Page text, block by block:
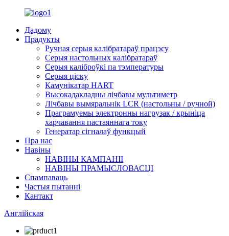
Дадому
Прадукты
Ручная серыя калібратараў працэсу
Серыя настольных калібратараў
Серыя каліброўкі па тэмпературы
Серыя ціску
Камунікатар HART
Высокадакладны лічбавы мультиметр
Лічбавы вымяральнік LCR (настольны / ручной)
Праграмуемы электронны нагрузак / крыніца
харчавання пастаяннага току
Генератар сігналаў функцый
Пра нас
Навіны
НАВІНЫ КАМПАНІІ
НАВІНЫ ПРАМЫСЛОВАСЦІ
Спампаваць
Частыя пытанні
Кантакт
Англійская